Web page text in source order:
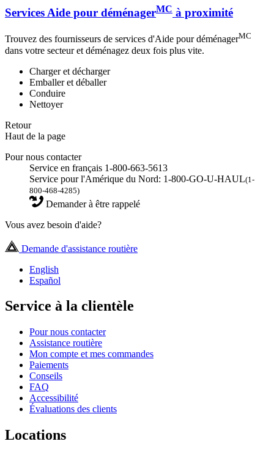
Services Aide pour déménagerMC à proximité
Trouvez des fournisseurs de services d'Aide pour déménagerMC
dans votre secteur et déménagez deux fois plus vite.
Charger et décharger
Emballer et déballer
Conduire
Nettoyer
Retour
Haut de la page
Pour nous contacter
Service en français 1-800-663-5613
Service pour l'Amérique du Nord: 1-800-GO-U-HAUL(1-
800-468-4285)
Demander à être rappelé
Vous avez besoin d'aide?
Demande d'assistance routière
English
Español
Service à la clientèle
Pour nous contacter
Assistance routière
Mon compte et mes commandes
Paiements
Conseils
FAQ
Accessibilité
Évaluations des clients
Locations